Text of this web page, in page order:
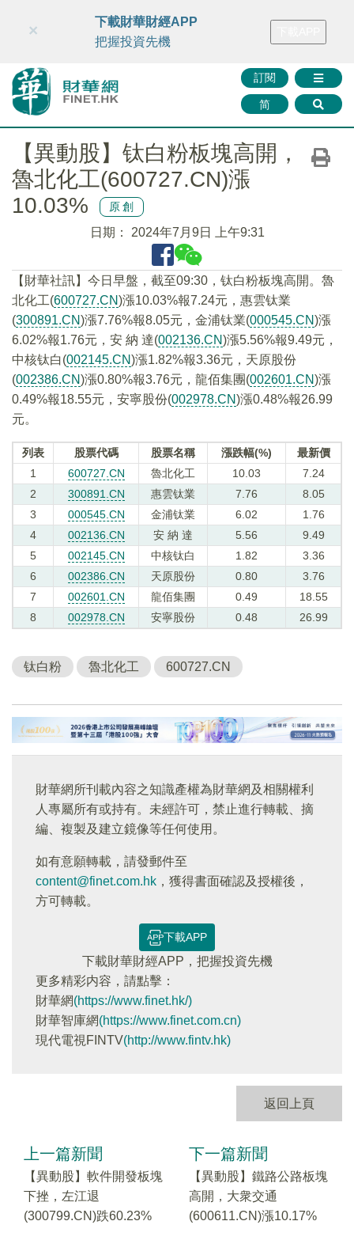
財華智庫網 FINTV FINMETA 財華證券 媒體矩陣
訂閱
简
×
下載財華財經APP
把握投資先機
【異動股】钛白粉板塊高開，
魯北化工(600727.CN)漲
10.03%
原創
日期： 2024年7月9日 上午9:31
【財華社訊】今日早盤，截至09:30，钛白粉板塊高開。魯
北化工(600727.CN)漲10.03%報7.24元，惠雲钛業
(300891.CN)漲7.76%報8.05元，金浦钛業(000545.CN)漲
6.02%報1.76元，安 納 達(002136.CN)漲5.56%報9.49元，
中核钛白(002145.CN)漲1.82%報3.36元，天原股份
(002386.CN)漲0.80%報3.76元，龍佰集團(002601.CN)漲
0.49%報18.55元，安寧股份(002978.CN)漲0.48%報26.99
元。
列表 股票代碼 股票名稱 漲跌幅(%)
最新價
1
600727.CN 魯北化工 10.03
7.24
2
300891.CN 惠雲钛業 7.76
8.05
3
000545.CN 金浦钛業 6.02
1.76
4
002136.CN 安 納 達 5.56
9.49
5
002145.CN 中核钛白 1.82
3.36
6
002386.CN 天原股份 0.80
3.76
7
002601.CN 龍佰集團 0.49
18.55
8
002978.CN 安寧股份 0.48 26.99
钛白粉 魯北化工 600727.CN
財華網所刊載內容之知識產權為財華網及相關權利
人專屬所有或持有。未經許可，禁止進行轉載、摘
編、複製及建立鏡像等任何使用。
如有意願轉載，請發郵件至
content@finet.com.hk ，獲得書面確認及授權後，
方可轉載。
下載APP
下載財華財經APP，把握投資先機
更多精彩内容，請點擊：
財華網(https://www.finet.hk/)
財華智庫網(https://www.finet.com.cn)
現代電視FINTV(http://www.fintv.hk)
返回上頁
上一篇新聞
【異動股】軟件開發板塊
下挫，左江退
(300799.CN)跌60.23%
下一篇新聞
【異動股】鐵路公路板塊
高開，大衆交通
(600611.CN)漲10.17%